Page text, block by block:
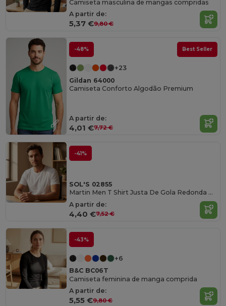
Camiseta masculina de mangas compridas
A partir de:
5,37 €9,80 €
-48% Best Seller
+23
Gildan 64000
Camiseta Conforto Algodão Premium
A partir de:
4,01 €7,72 €
-41%
SOL'S 02855
Martin Men T Shirt Justa De Gola Redonda Para Homem
A partir de:
4,40 €7,52 €
-43%
+6
B&C BC06T
Camiseta feminina de manga comprida
A partir de:
5,55 €9,80 €